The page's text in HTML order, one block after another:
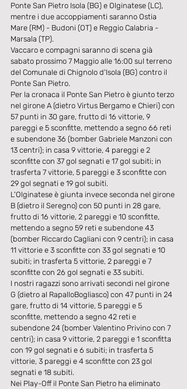
Ponte San Pietro Isola (BG) e Olginatese (LC),
mentre i due accoppiamenti saranno Ostia
Mare (RM) - Budoni (OT) e Reggio Calabria -
Marsala (TP).
Vaccaro e compagni saranno di scena già
sabato prossimo 7 Maggio alle 16:00 sul terreno
del Comunale di Chignolo d'Isola (BG) contro il
Ponte San Pietro.
Per la cronaca il Ponte San Pietro è giunto terzo
nel girone A (dietro Virtus Bergamo e Chieri) con
57 punti in 30 gare, frutto di 16 vittorie, 9
pareggi e 5 sconfitte, mettendo a segno 66 reti
e subendone 36 (bomber Gabriele Manzoni con
13 centri); in casa 9 vittorie, 4 pareggi e 2
sconfitte con 37 gol segnati e 17 gol subiti; in
trasferta 7 vittorie, 5 pareggi e 3 sconfitte con
29 gol segnati e 19 gol subiti.
L'Olginatese è giunta invece seconda nel girone
B (dietro il Seregno) con 50 punti in 28 gare,
frutto di 16 vittorie, 2 pareggi e 10 sconfitte,
mettendo a segno 59 reti e subendone 43
(bomber Riccardo Cagliani con 9 centri); in casa
11 vittorie e 3 sconfitte con 33 gol segnati e 10
subiti; in trasferta 5 vittorie, 2 pareggi e 7
sconfitte con 26 gol segnati e 33 subiti.
I nostri ragazzi sono arrivati secondi nel girone
G (dietro al RapalloBogliasco) con 47 punti in 24
gare, frutto di 14 vittorie, 5 pareggi e 5
sconfitte, mettendo a segno 42 reti e
subendone 24 (bomber Valentino Privino con 7
centri); in casa 9 vittorie, 2 pareggi e 1 sconfitta
con 19 gol segnati e 6 subiti; in trasferta 5
vittorie, 3 pareggi e 4 sconfitte con 23 gol
segnati e 18 subiti.
Nei Play-Off il Ponte San Pietro ha eliminato